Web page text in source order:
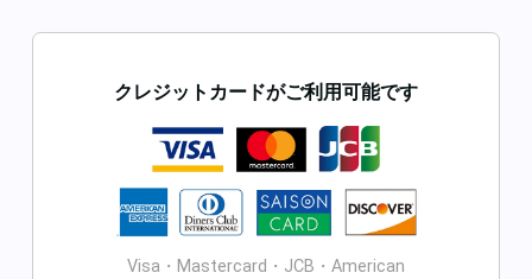
クレジットカードがご利用可能です
Visa・Mastercard・JCB・American